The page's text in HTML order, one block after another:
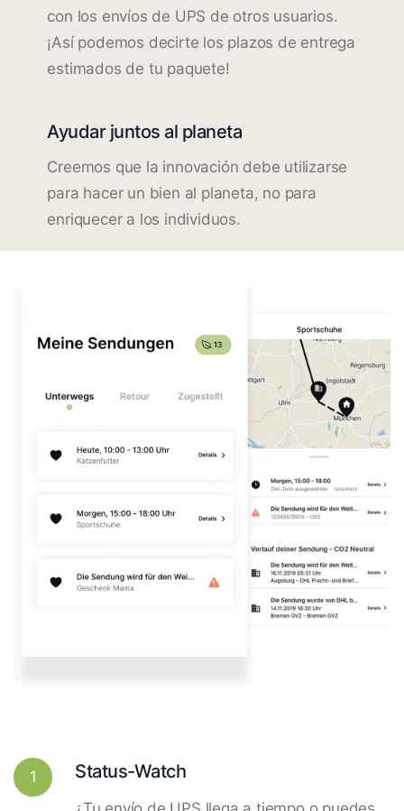
con los envíos de UPS de otros usuarios.
¡Así podemos decirte los plazos de entrega
estimados de tu paquete!
Ayudar juntos al planeta
Creemos que la innovación debe utilizarse
para hacer un bien al planeta, no para
enriquecer a los individuos.
1 Status-Watch